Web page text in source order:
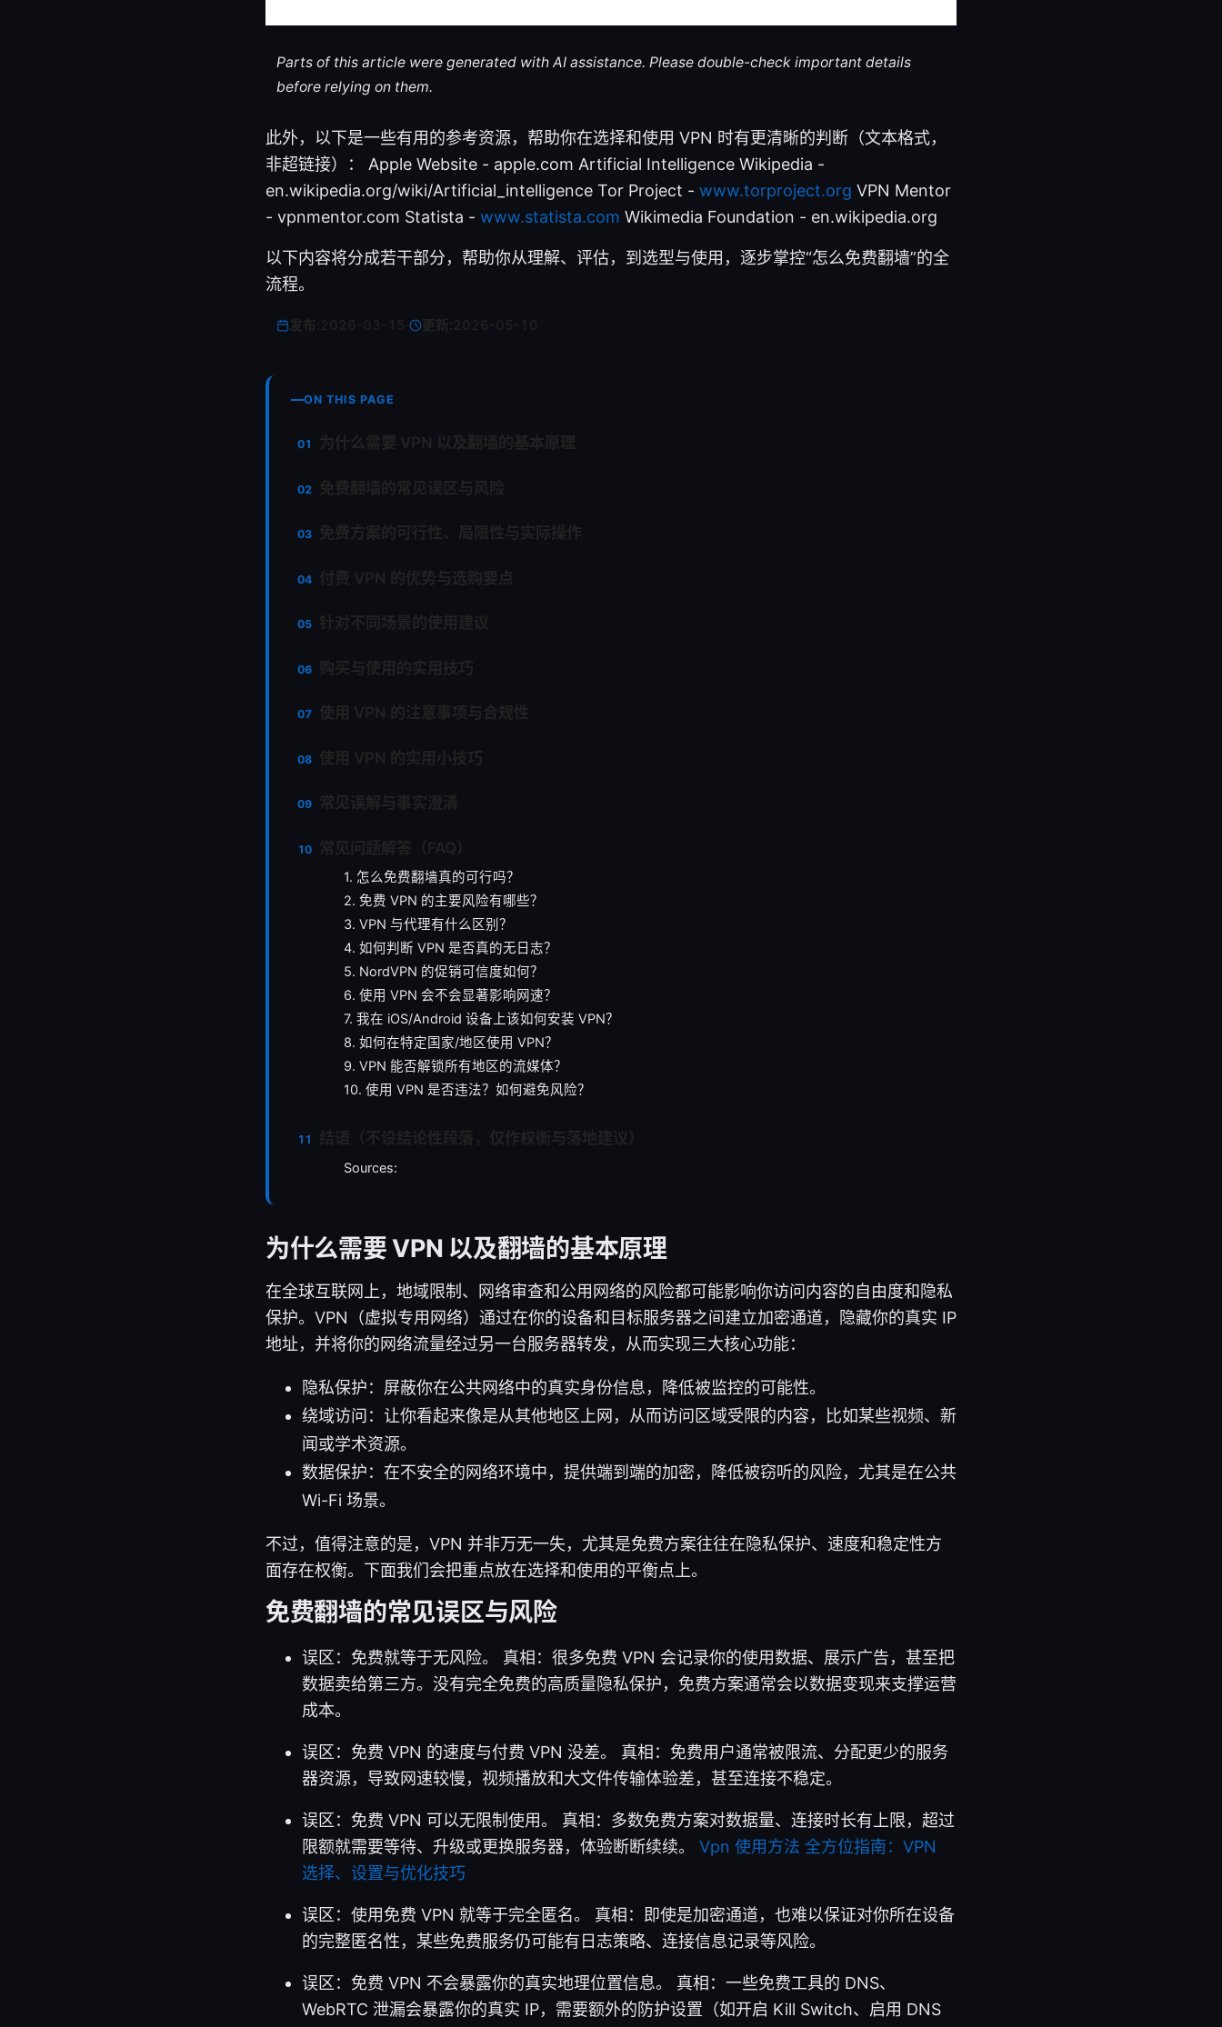
Parts of this article were generated with AI assistance. Please double-check important details
before relying on them.
此外，以下是一些有用的参考资源，帮助你在选择和使用 VPN 时有更清晰的判断（文本格式，
非超链接）： Apple Website - apple.com Artificial Intelligence Wikipedia -
en.wikipedia.org/wiki/Artificial_intelligence Tor Project - www.torproject.org VPN Mentor
- vpnmentor.com Statista - www.statista.com Wikimedia Foundation - en.wikipedia.org
以下内容将分成若干部分，帮助你从理解、评估，到选型与使用，逐步掌控“怎么免费翻墙”的全
流程。
更新:
ON THIS PAGE
1. 怎么免费翻墙真的可行吗？
2. 免费 VPN 的主要风险有哪些？
3. VPN 与代理有什么区别？
4. 如何判断 VPN 是否真的无日志？
5. NordVPN 的促销可信度如何？
6. 使用 VPN 会不会显著影响网速？
7. 我在 iOS/Android 设备上该如何安装 VPN？
8. 如何在特定国家/地区使用 VPN？
9. VPN 能否解锁所有地区的流媒体？
10. 使用 VPN 是否违法？如何避免风险？
Sources:
为什么需要 VPN 以及翻墙的基本原理
在全球互联网上，地域限制、网络审查和公用网络的风险都可能影响你访问内容的自由度和隐私
保护。VPN（虚拟专用网络）通过在你的设备和目标服务器之间建立加密通道，隐藏你的真实 IP
地址，并将你的网络流量经过另一台服务器转发，从而实现三大核心功能：
隐私保护：屏蔽你在公共网络中的真实身份信息，降低被监控的可能性。
绕域访问：让你看起来像是从其他地区上网，从而访问区域受限的内容，比如某些视频、新
闻或学术资源。
数据保护：在不安全的网络环境中，提供端到端的加密，降低被窃听的风险，尤其是在公共
Wi-Fi 场景。
不过，值得注意的是，VPN 并非万无一失，尤其是免费方案往往在隐私保护、速度和稳定性方
面存在权衡。下面我们会把重点放在选择和使用的平衡点上。
免费翻墙的常见误区与风险
误区：免费就等于无风险。 真相：很多免费 VPN 会记录你的使用数据、展示广告，甚至把
数据卖给第三方。没有完全免费的高质量隐私保护，免费方案通常会以数据变现来支撑运营
成本。
误区：免费 VPN 的速度与付费 VPN 没差。 真相：免费用户通常被限流、分配更少的服务
器资源，导致网速较慢，视频播放和大文件传输体验差，甚至连接不稳定。
误区：免费 VPN 可以无限制使用。 真相：多数免费方案对数据量、连接时长有上限，超过
限额就需要等待、升级或更换服务器，体验断断续续。 Vpn 使用方法 全方位指南：VPN
选择、设置与优化技巧
误区：使用免费 VPN 就等于完全匿名。 真相：即使是加密通道，也难以保证对你所在设备
的完整匿名性，某些免费服务仍可能有日志策略、连接信息记录等风险。
误区：免费 VPN 不会暴露你的真实地理位置信息。 真相：一些免费工具的 DNS、
WebRTC 泄漏会暴露你的真实 IP，需要额外的防护设置（如开启 Kill Switch、启用 DNS